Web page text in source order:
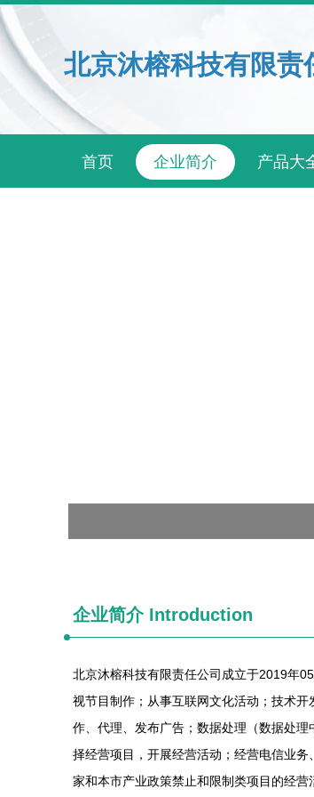
北京沐榕科技有限责
首页 企业简介 产品大
企业简介 Introduction
北京沐榕科技有限责任公司成立于2019年
视节目制作；从事互联网文化活动；技术
作、代理、发布广告；数据处理（数据处
择经营项目，开展经营活动；经营电信业
家和本市产业政策禁止和限制类项目的经营